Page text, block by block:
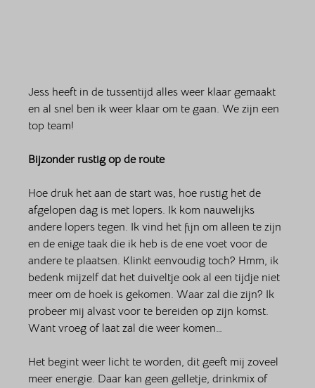
Jess heeft in de tussentijd alles weer klaar gemaakt
en al snel ben ik weer klaar om te gaan. We zijn een
top team!
Bijzonder rustig op de route
Hoe druk het aan de start was, hoe rustig het de
afgelopen dag is met lopers. Ik kom nauwelijks
andere lopers tegen. Ik vind het fijn om alleen te zijn
en de enige taak die ik heb is de ene voet voor de
andere te plaatsen. Klinkt eenvoudig toch? Hmm, ik
bedenk mijzelf dat het duiveltje ook al een tijdje niet
meer om de hoek is gekomen. Waar zal die zijn? Ik
probeer mij alvast voor te bereiden op zijn komst.
Want vroeg of laat zal die weer komen…
Het begint weer licht te worden, dit geeft mij zoveel
meer energie. Daar kan geen gelletje, drinkmix of